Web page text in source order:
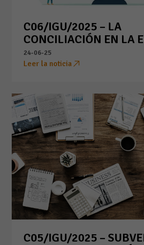
C06/IGU/2025 – LA
CONCILIACIÓN EN LA
24-06-25
Leer la noticia
C05/IGU/2025 –